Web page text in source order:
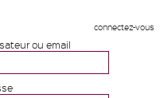
connectez-vous
ou email